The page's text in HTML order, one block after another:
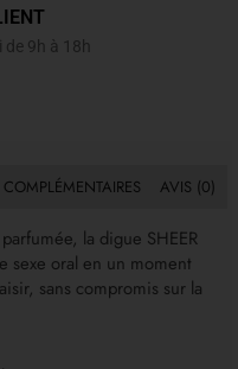
9h à 18h
AVIS (0)
la digue SHEER
sexe oral en un moment
sans compromis sur la